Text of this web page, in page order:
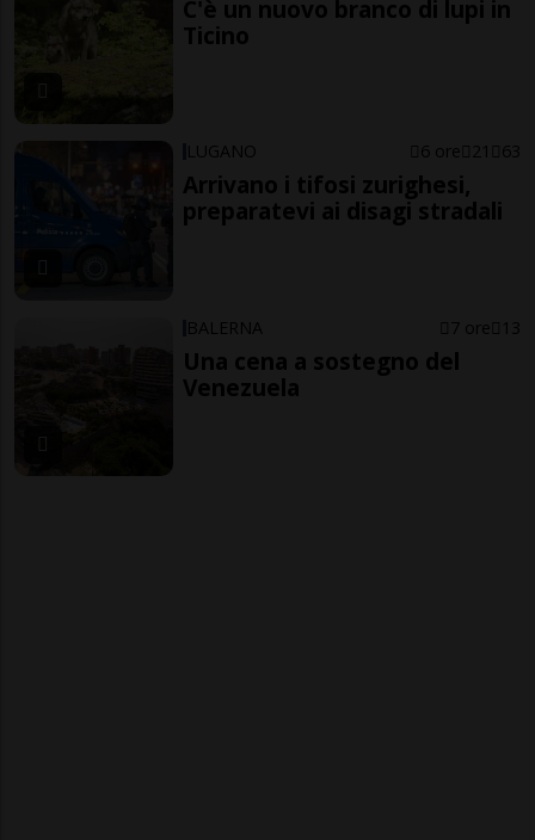
C'è un nuovo branco di lupi in
Ticino
LUGANO 6 ore 21 63
Arrivano i tifosi zurighesi,
preparatevi ai disagi stradali
BALERNA 7 ore 13
Una cena a sostegno del
Venezuela